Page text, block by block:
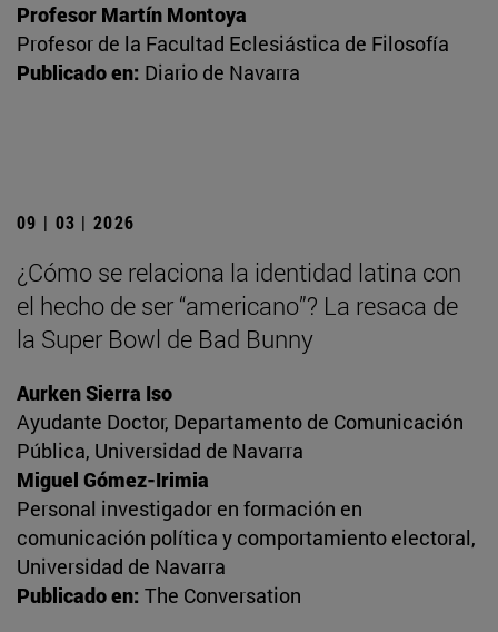
Profesor Martín Montoya
Profesor de la Facultad Eclesiástica de Filosofía
Publicado en: Diario de Navarra
09 | 03 | 2026
¿Cómo se relaciona la identidad latina con
el hecho de ser “americano”? La resaca de
la Super Bowl de Bad Bunny
Aurken Sierra Iso
Ayudante Doctor, Departamento de Comunicación
Pública, Universidad de Navarra
Miguel Gómez-Irimia
Personal investigador en formación en
comunicación política y comportamiento electoral,
Universidad de Navarra
Publicado en: The Conversation